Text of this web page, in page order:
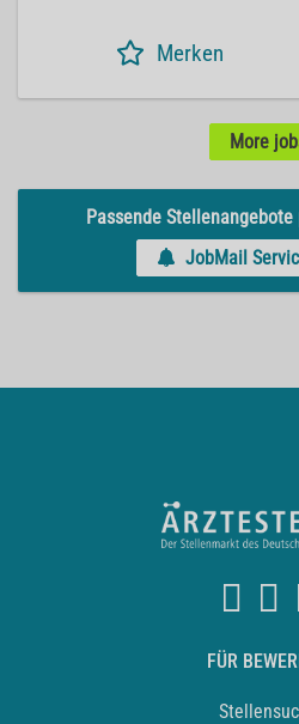
Merken
More
Passende
JobMail
FÜR